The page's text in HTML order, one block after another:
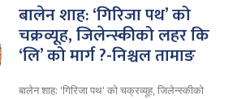
​बालेन शाह: ‘गिरिजा पथ’ को
चक्रव्यूह, जिलेन्स्कीको लहर कि
‘लि’ को मार्ग ?-​निश्चल तामाङ
​बालेन शाह: 'गिरिजा पथ' को चक्रव्यूह, जिलेन्स्कीको